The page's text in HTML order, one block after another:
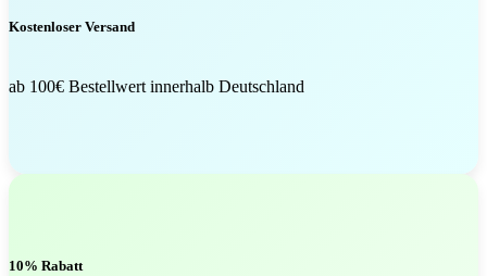
Kostenloser Versand
ab 100€ Bestellwert innerhalb Deutschland
10% Rabatt